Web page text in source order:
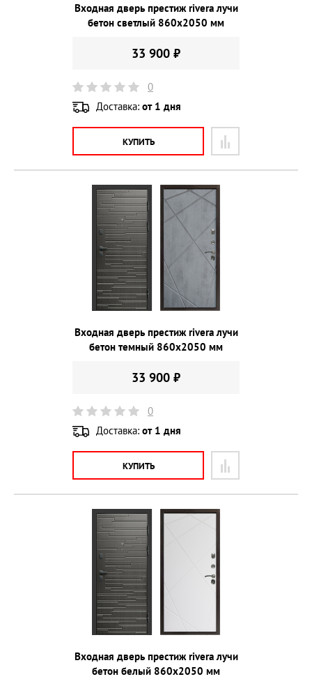
Входная дверь престиж rivera лучи
бетон светлый 860х2050 мм
33 900 ₽
0
Доставка: от 1 дня
КУПИТЬ
Входная дверь престиж rivera лучи
бетон темный 860х2050 мм
33 900 ₽
0
Доставка: от 1 дня
КУПИТЬ
Входная дверь престиж rivera лучи
бетон белый 860х2050 мм